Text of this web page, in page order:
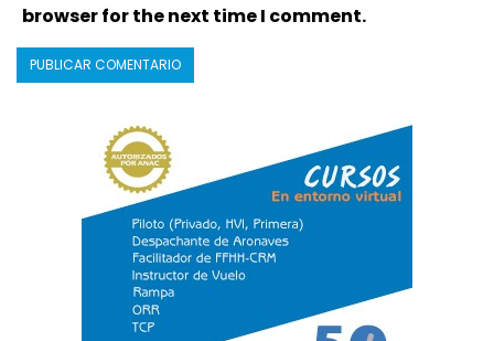
browser for the next time I comment.